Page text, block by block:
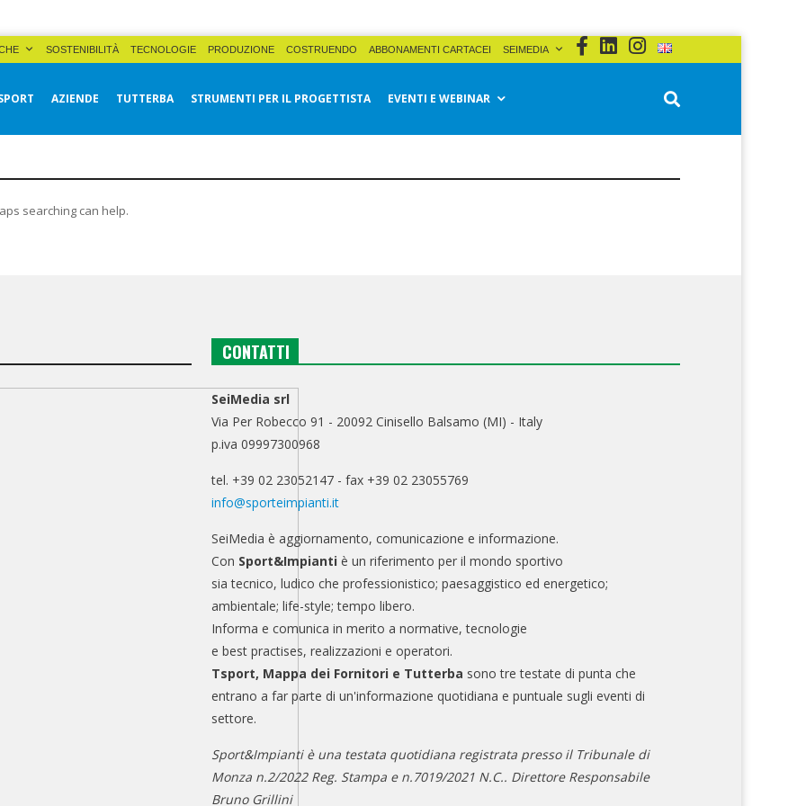
SOSTENIBILITÀ TECNOLOGIE PRODUZIONE COSTRUENDO ABBONAMENTI CARTACEI SEIMEDIA
AZIENDE TUTTERBA STRUMENTI PER IL PROGETTISTA EVENTI E WEBINAR
searching can help.
CONTATTI
SeiMedia srl
Via Per Robecco 91 - 20092 Cinisello Balsamo (MI) - Italy
p.iva 09997300968
tel. +39 02 23052147 - fax +39 02 23055769
info@sporteimpianti.it
SeiMedia è aggiornamento, comunicazione e informazione.
Con Sport&Impianti è un riferimento per il mondo sportivo
sia tecnico, ludico che professionistico; paesaggistico ed energetico;
ambientale; life-style; tempo libero.
Informa e comunica in merito a normative, tecnologie
e best practises, realizzazioni e operatori.
Tsport, Mappa dei Fornitori e Tutterba sono tre testate di punta che
entrano a far parte di un'informazione quotidiana e puntuale sugli eventi di
settore.
Sport&Impianti è una testata quotidiana registrata presso il Tribunale di
Monza n.2/2022 Reg. Stampa e n.7019/2021 N.C.. Direttore Responsabile
Bruno Grillini